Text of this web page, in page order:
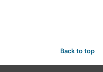
Back to top